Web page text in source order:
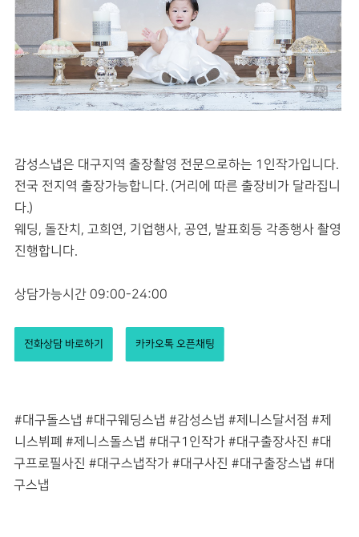
감성스냅은 대구지역 출장촬영 전문으로하는 1인작가입니다.
전국 전지역 출장가능합니다. (거리에 따른 출장비가 달라집니
다.)
웨딩, 돌잔치, 고희연, 기업행사, 공연, 발표회등 각종행사 촬영
진행합니다.
상담가능시간 09:00-24:00
전화상담 바로하기 카카오톡 오픈채팅
#대구돌스냅 #대구웨딩스냅 #감성스냅 #제니스달서점 #제
니스뷔폐 #제니스돌스냅 #대구1인작가 #대구출장사진 #대
구프로필사진 #대구스냅작가 #대구사진 #대구출장스냅 #대
구스냅